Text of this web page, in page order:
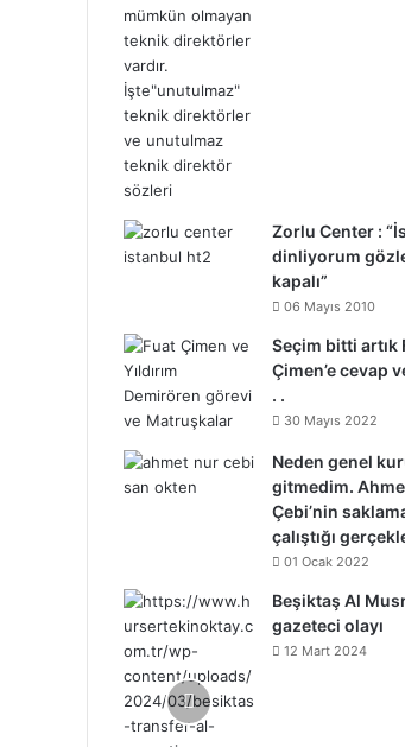
Zorlu Center :
dinliyorum
kapalı”
06 Mayıs 2010
Seçim bitti artık
Çimen’e cevap
. .
30 Mayıs 2022
Neden genel
gitmedim.
Çebi’nin
çalıştığı
01 Ocak 2022
Beşiktaş Al
gazeteci olayı
12 Mart 2024